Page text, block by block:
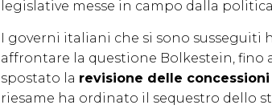
legislative messe in campo dalla
I governi italiani che si sono
affrontare la questione Bolkestein, fino
spostato la revisione delle concessioni
riesame ha ordinato il sequestro dello